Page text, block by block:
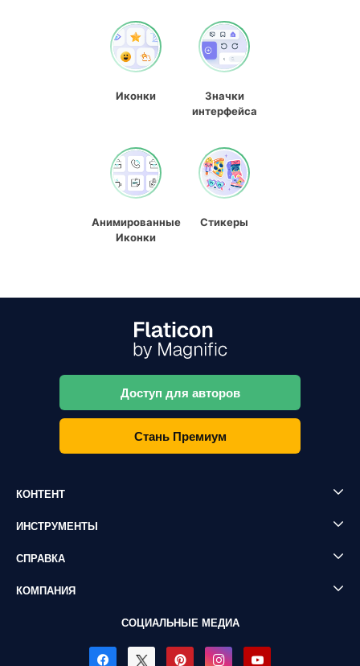
Иконки
Значки
интерфейса
Анимированные
Иконки
Стикеры
Доступ для авторов
Стань Премиум
КОНТЕНТ
ИНСТРУМЕНТЫ
СПРАВКА
КОМПАНИЯ
СОЦИАЛЬНЫЕ МЕДИА